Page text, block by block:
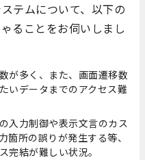
テムについて、以下の
ることをお伺いしまし
が多く、また、画面遷移数
いデータまでのアクセス難
入力制御や表示文言のカス
箇所の誤りが発生する等、
完結が難しい状況。